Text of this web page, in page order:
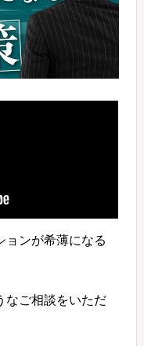
ョンが希薄になる
なご相談をいただ